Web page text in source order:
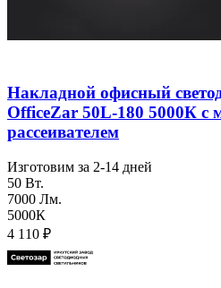
Накладной офисный
OfficeZar 50L-180 5000К с
рассеивателем
Изготовим за 2-14 дней
50 Вт.
7000 Лм.
5000К
4 110 ₽